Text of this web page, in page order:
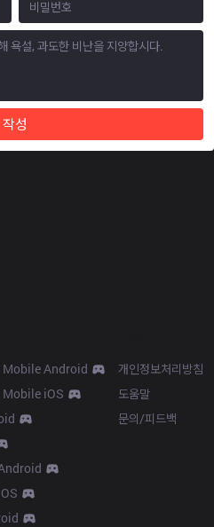
작성
Mobile Android
Mobile iOS
개인정보처리방침
도움말
문의/피드백